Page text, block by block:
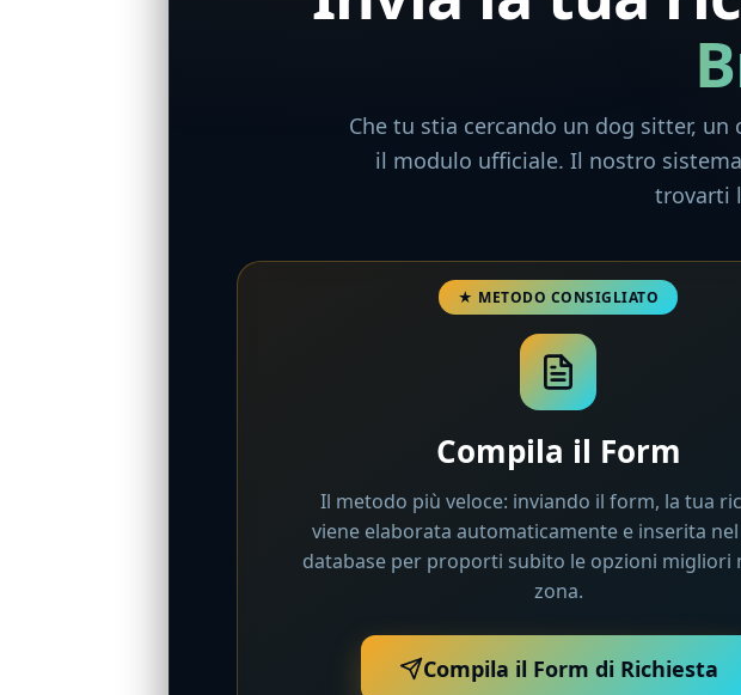
Che tu stia cercando un dog sitter,
il modulo ufficiale. Il nostro
trovarti
Compila il Form
Il metodo più veloce: inviando il form, la tua
viene elaborata automaticamente e inserita
database per proporti subito le opzioni migliori
zona.
Compila il Form di Richiesta